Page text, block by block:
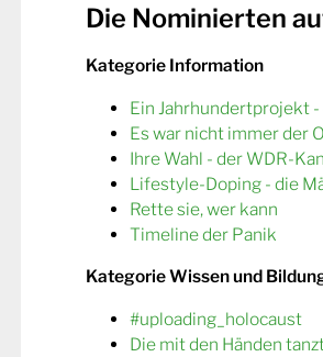
Die Nominierten
Kategorie Information
Ein Jahrhundertprojekt
Es war nicht immer der
Ihre Wahl - der WDR-
Lifestyle-Doping - die
Rette sie, wer kann
Timeline der Panik
Kategorie Wissen und
#uploading_holocaust
Die mit den Händen